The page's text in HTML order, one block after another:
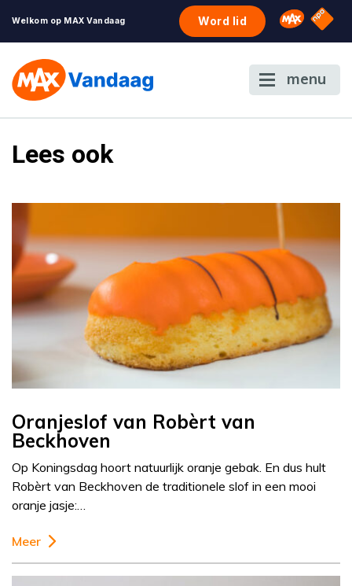
Welkom op MAX Vandaag Word lid Omroep
NPO
menu
Lees ook
Oranjeslof van Robèrt van
Beckhoven
Op Koningsdag hoort natuurlijk oranje gebak. En dus hult
Robèrt van Beckhoven de traditionele slof in een mooi
oranje jasje:…
Meer